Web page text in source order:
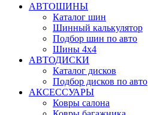
АВТОШИНЫ
Каталог шин
Шинный калькулятор
Подбор шин по авто
Шины 4x4
АВТОДИСКИ
Каталог дисков
Подбор дисков по авто
АКСЕССУАРЫ
Ковры салона